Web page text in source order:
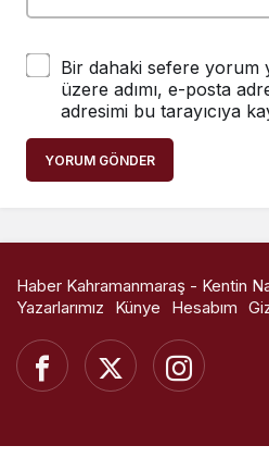
Bir dahaki sefere yorum
üzere adımı, e-posta
adresimi bu tarayıcıya
YORUM GÖNDER
Haber Kahramanmaraş - Kentin
Yazarlarımız
Künye Hesabım